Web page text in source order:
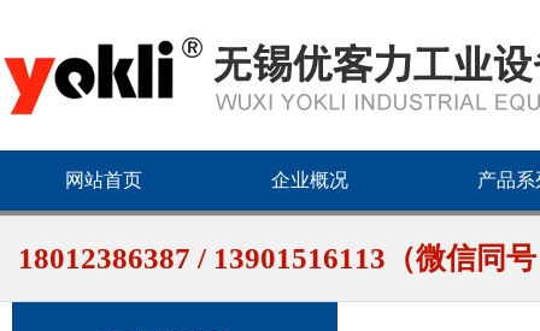
网站首页 企业概况 产品系
18012386387 / 13901516113（微信同